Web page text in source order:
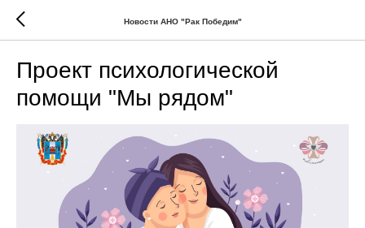
Новости АНО "Рак Победим"
Проект психологической
помощи "Мы рядом"